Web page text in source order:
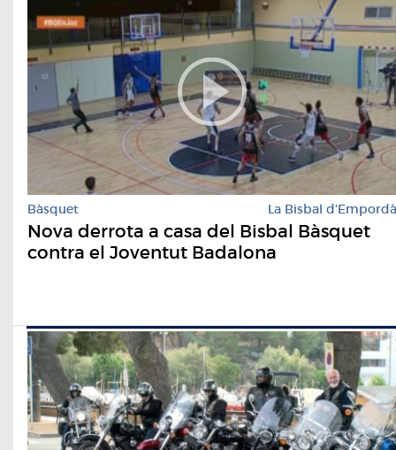
Bàsquet La Bisbal d'Empordà
Nova derrota a casa del Bisbal Bàsquet
contra el Joventut Badalona